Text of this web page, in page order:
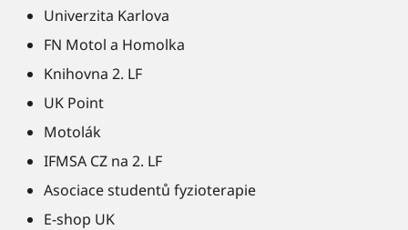
Univerzita Karlova
FN Motol a Homolka
Knihovna 2. LF
UK Point
Motolák
IFMSA CZ na 2. LF
Asociace studentů fyzioterapie
E-shop UK